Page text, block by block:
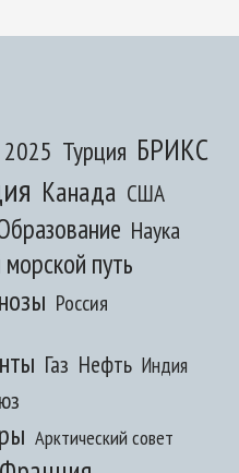
2025 Турция БРИКС
Канада США
Наука
путь
Россия
Газ Нефть Индия
Арктический совет